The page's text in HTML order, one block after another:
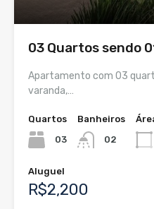
03 Quartos sendo
Apartamento com 03
varanda,…
Quartos
03
Banheiros
02
Aluguel
R$2,200